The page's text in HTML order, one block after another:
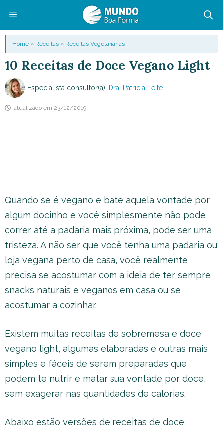
conteúdo
Menu
Home » Receitas » Receitas Vegetarianas
10 Receitas de Doce Vegano Light
Especialista consultor(a): Dra. Patricia Leite
atualizado em 23/12/2019
Quando se é vegano e bate aquela vontade por
algum docinho e você simplesmente não pode
correr até a padaria mais próxima, pode ser uma
tristeza. A não ser que você tenha uma padaria ou
loja vegana perto de casa, você realmente
precisa se acostumar com a ideia de ter sempre
snacks naturais e veganos em casa ou se
acostumar a cozinhar.
Existem muitas receitas de sobremesa e doce
vegano light, algumas elaboradas e outras mais
simples e fáceis de serem preparadas que
podem te nutrir e matar sua vontade por doce,
sem exagerar nas quantidades de calorias.
Abaixo estão versões de receitas de doce